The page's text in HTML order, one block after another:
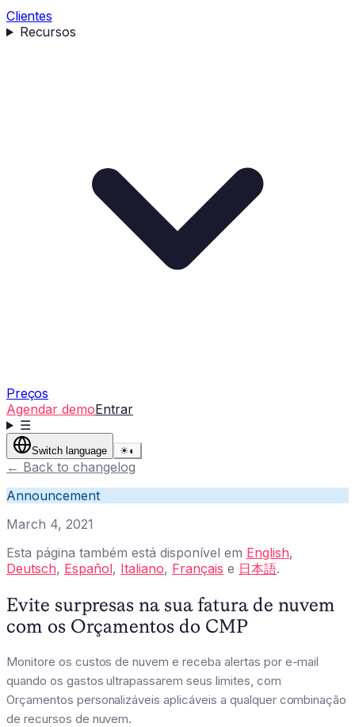
Clientes
Recursos
Preços
Agendar demoEntrar
☰
Switch language ☀◐
← Back to changelog
Announcement
March 4, 2021
Esta página também está disponível em English,
Deutsch, Español, Italiano, Français e 日本語.
Evite surpresas na sua fatura de nuvem
com os Orçamentos do CMP
Monitore os custos de nuvem e receba alertas por e-mail
quando os gastos ultrapassarem seus limites, com
Orçamentos personalizáveis aplicáveis a qualquer combinação
de recursos de nuvem.